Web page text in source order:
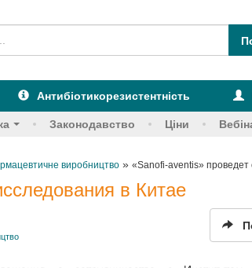
Антибіотикорезистентність
Законодавство Ціни
виробництво » «Sanofi-aventis»
в Китае